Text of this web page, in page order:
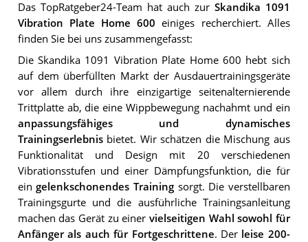
Das TopRatgeber24-Team hat auch zur Skandika 1091
Vibration Plate Home 600 einiges recherchiert. Alles
finden Sie bei uns zusammengefasst:
Die Skandika 1091 Vibration Plate Home 600 hebt sich
auf dem überfüllten Markt der Ausdauertrainingsgeräte
vor allem durch ihre einzigartige seitenalternierende
Trittplatte ab, die eine Wippbewegung nachahmt und ein
anpassungsfähiges und dynamisches
Trainingserlebnisbietet. Wir schätzen die Mischung aus
Funktionalität und Design mit 20 verschiedenen
Vibrationsstufen und einer Dämpfungsfunktion, die für
eingelenkschonendes Trainingsorgt. Die verstellbaren
Trainingsgurte und die ausführliche Trainingsanleitung
machen das Gerät zu einer vielseitigen Wahl sowohl für
Anfänger als auch für Fortgeschrittene. Der leise 200-